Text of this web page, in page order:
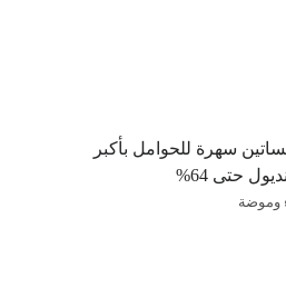
سهرة للحوامل بأكبر
حتى 64%
وموضة